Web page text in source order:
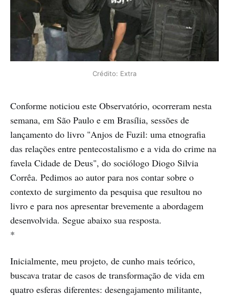
Crédito: Extra
Conforme noticiou este Observatório, ocorreram nesta
semana, em São Paulo e em Brasília, sessões de
lançamento do livro "Anjos de Fuzil: uma etnografia
das relações entre pentecostalismo e a vida do crime na
favela Cidade de Deus", do sociólogo Diogo Silvia
Corrêa. Pedimos ao autor para nos contar sobre o
contexto de surgimento da pesquisa que resultou no
livro e para nos apresentar brevemente a abordagem
desenvolvida. Segue abaixo sua resposta.
*
Inicialmente, meu projeto, de cunho mais teórico,
buscava tratar de casos de transformação de vida em
quatro esferas diferentes: desengajamento militante,